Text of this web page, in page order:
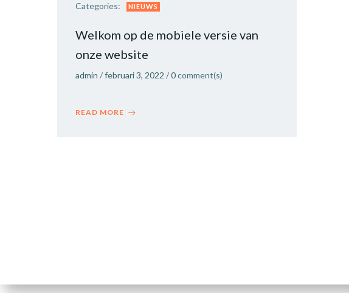
Categories: NIEUWS
Welkom op de mobiele versie van
onze website
admin /februari 3, 2022 /0comment(s)
READ MORE